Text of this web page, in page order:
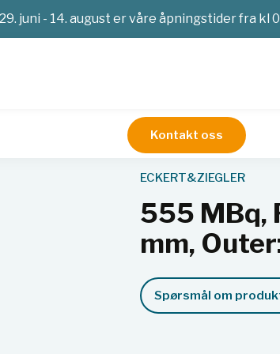
29. juni - 14. august er våre åpningstider fra kl
Kontakt oss
Kalibreringskilder Referansekilder
ECKERT&ZIEGLER
555 MBq,
mm,
Spørsmål om